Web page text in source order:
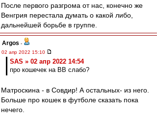
После первого разгрома от нас, конечно же
Венгрия перестала думать о какой либо,
дальнейшей борьбе в группе.
Argos -
02 апр 2022 15:10
SAS » 02 апр 2022 14:54
про кошечек на ВВ слабо?
Матроскина - в Совдир! А остальных- из него.
Больше про кошек в футболе сказать пока
нечего.